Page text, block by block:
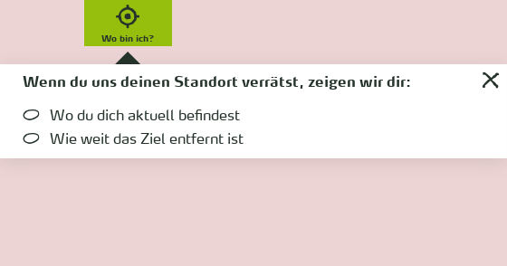
Wo bin ich?
Wenn du uns deinen Standort verrätst, zeigen wir dir:
Wo du dich aktuell befindest
Wie weit das Ziel entfernt ist